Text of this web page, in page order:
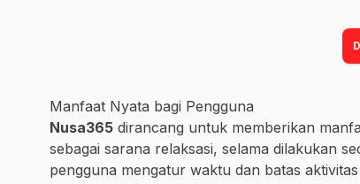
Manfaat Nyata bagi Pengguna
Nusa365 dirancang untuk memberikan
sebagai sarana relaksasi, selama dilakukan
pengguna mengatur waktu dan batas